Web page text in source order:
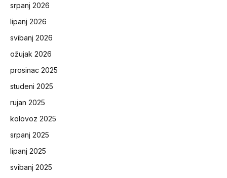
srpanj 2026
lipanj 2026
svibanj 2026
ožujak 2026
prosinac 2025
studeni 2025
rujan 2025
kolovoz 2025
srpanj 2025
lipanj 2025
svibanj 2025